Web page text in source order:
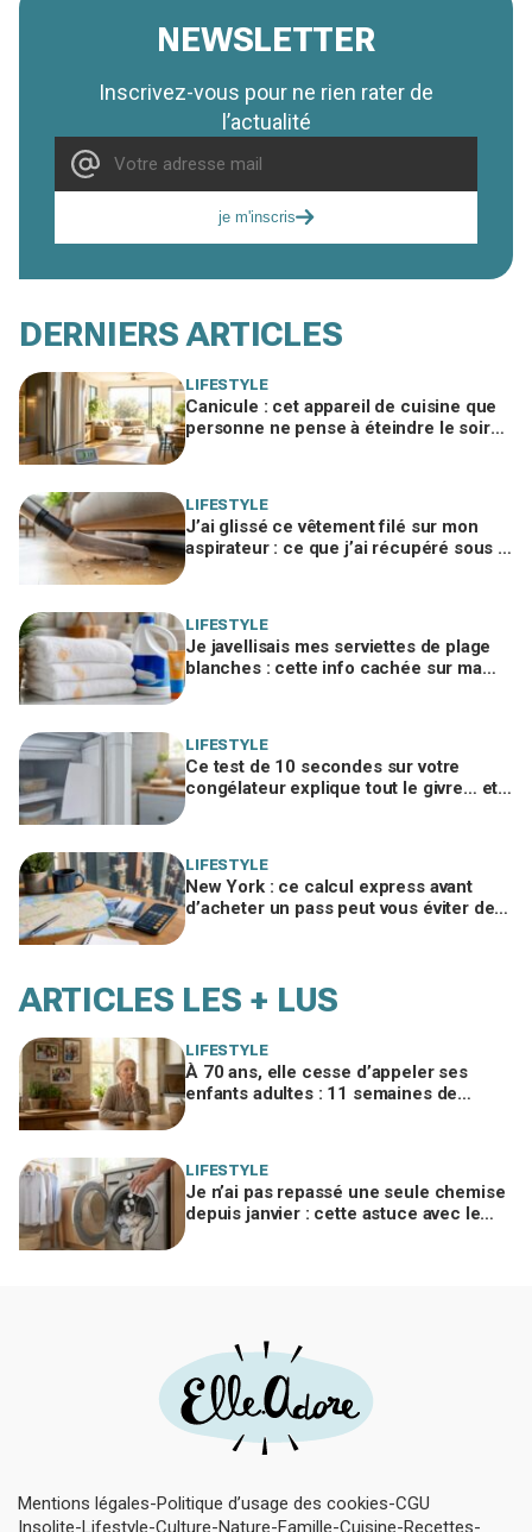
NEWSLETTER
Inscrivez-vous pour ne rien rater de
l’actualité
je m'inscris
DERNIERS ARTICLES
LIFESTYLE
Canicule : cet appareil de cuisine que
personne ne pense à éteindre le soir
LIFESTYLE
J’ai glissé ce vêtement filé sur mon
aspirateur : ce que j’ai récupéré sous le
LIFESTYLE
Je javellisais mes serviettes de plage
blanches : cette info cachée sur ma
LIFESTYLE
Ce test de 10 secondes sur votre
congélateur explique tout le givre… et
LIFESTYLE
New York : ce calcul express avant
d’acheter un pass peut vous éviter de
ARTICLES LES + LUS
LIFESTYLE
À 70 ans, elle cesse d’appeler ses
enfants adultes : 11 semaines de
LIFESTYLE
Je n’ai pas repassé une seule chemise
depuis janvier : cette astuce avec le
Mentions légales Politique d’usage des cookies CGU
Insolite Lifestyle Culture Nature Famille Cuisine Recettes